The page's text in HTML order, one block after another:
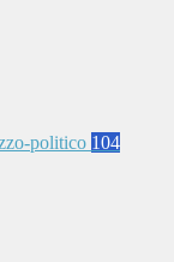
politico 104